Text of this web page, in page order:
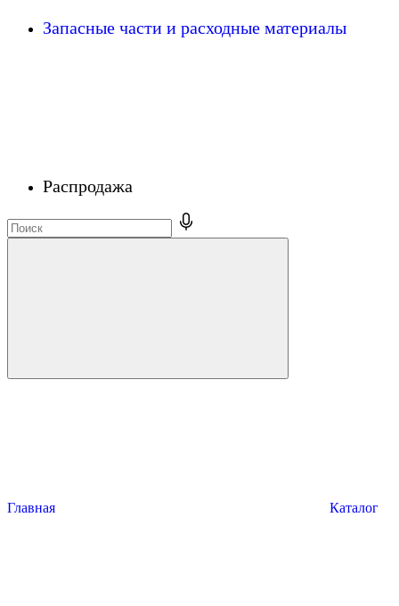
Запасные части и расходные материалы
Распродажа
Главная Каталог